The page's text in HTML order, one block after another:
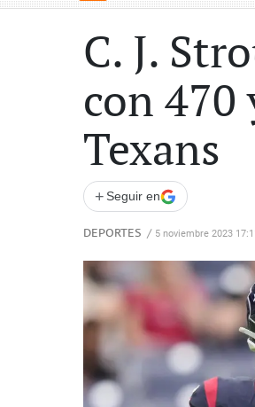
C. J.
con 470
Texans
+ Seguir en
DEPORTES / 5 noviembre 2023